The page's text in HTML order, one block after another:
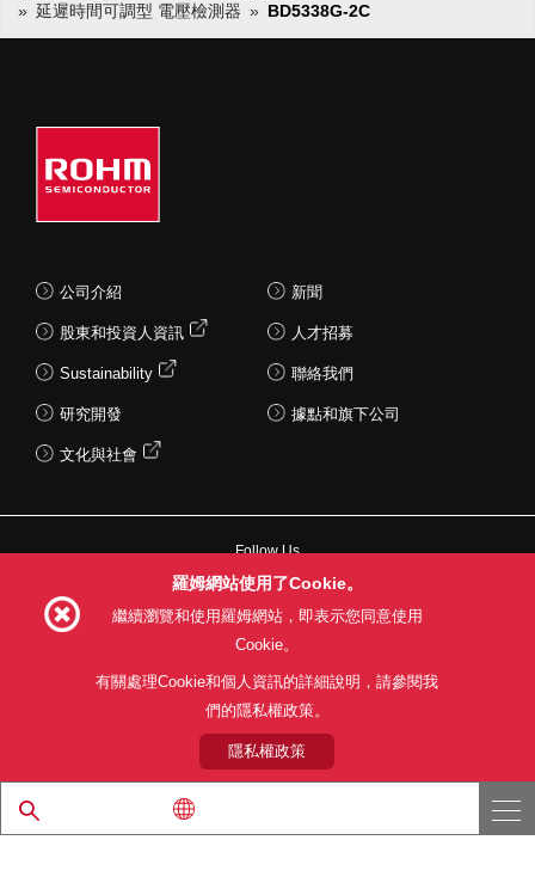
延遲時間可調型 電壓檢測器
BD5338G-2C
公司介紹
股東和投資人資訊
Sustainability
研究開發
文化與社會
新聞
人才招募
聯絡我們
據點和旗下公司
Follow Us
網站使用條款 利用目的 隱私權政策
網站地圖
關於本公司產品銷售之標準條款(PDF)
© 1997 - 2026 ROHM CO., LTD. ALL RIGHTS RESERVED.
羅姆網站使用了Cookie。
繼續瀏覽和使用羅姆網站，即表示您同意使用
Cookie。
有關處理Cookie和個人資訊的詳細說明，請參閱我
們的隱私權政策。
隱私權政策